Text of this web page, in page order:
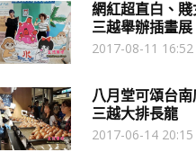
網紅超直白、
三越舉辦插畫展
2017-08-11 16:52
八月堂可頌台
三越大排長龍
2017-06-14 20:15